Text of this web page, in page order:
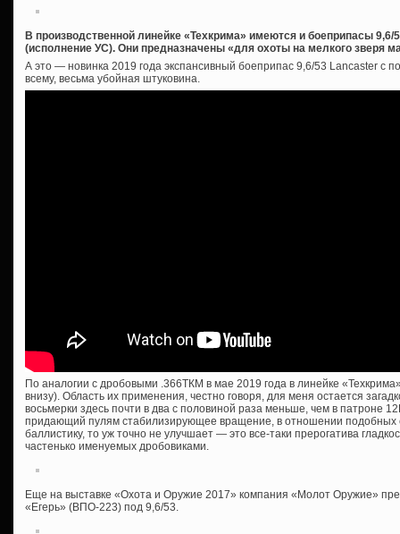
В производственной линейке «Техкрима» имеются и боеприпасы
(исполнение УС). Они предназначены «для охоты на мелкого зверя
А это — новинка 2019 года экспансивный боеприпас 9,6/53 Lancaster с
всему, весьма убойная штуковина.
По аналогии с дробовыми .366ТКМ в мае 2019 года в линейке
внизу). Область их применения, честно говоря, для меня остается
восьмерки здесь почти в два с половиной раза меньше, чем в патроне
придающий пулям стабилизирующее вращение, в отношении подобных
баллистику, то уж точно не улучшает — это все-таки прерогатива
частенько именуемых дробовиками.
Еще на выставке «Охота и Оружие 2017» компания «Молот Оружие»
«Егерь» (ВПО-223) под 9,6/53.